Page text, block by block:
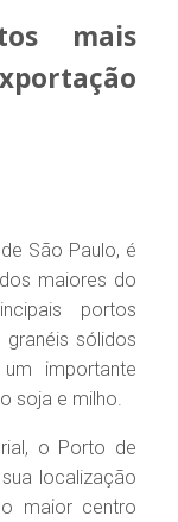
mais
São Paulo, é
maiores do
portos
sólidos
importante
soja e milho.
o Porto de
localização
maior centro